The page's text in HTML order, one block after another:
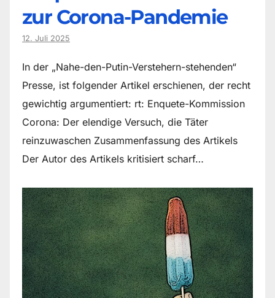
zur Corona-Pandemie
12. Juli 2025
In der „Nahe-den-Putin-Verstehern-stehenden“
Presse, ist folgender Artikel erschienen, der recht
gewichtig argumentiert: rt: Enquete-Kommission
Corona: Der elendige Versuch, die Täter
reinzuwaschen Zusammenfassung des Artikels
Der Autor des Artikels kritisiert scharf…